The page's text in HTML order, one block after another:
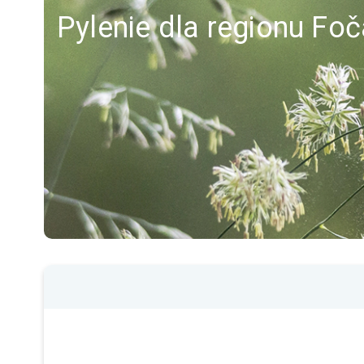
Pylenie dla regionu